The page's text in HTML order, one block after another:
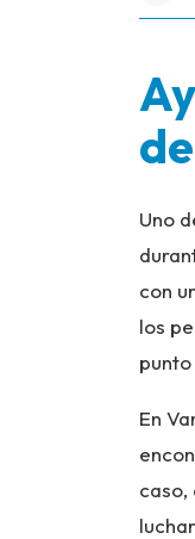
Uno
con
los
En
caso,